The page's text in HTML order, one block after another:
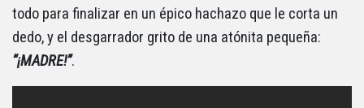
todo para finalizar en un épico hachazo que le corta un
dedo, y el desgarrador grito de una atónita pequeña:
“¡MADRE!”.